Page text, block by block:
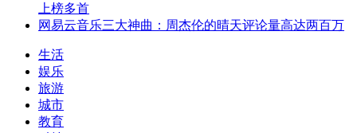
上榜多首
网易云音乐三大神曲：周杰伦的晴天评论量高达两百万
生活
娱乐
旅游
城市
教育